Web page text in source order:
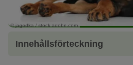
© jagodka / stock.adobe.com
Innehållsförteckning